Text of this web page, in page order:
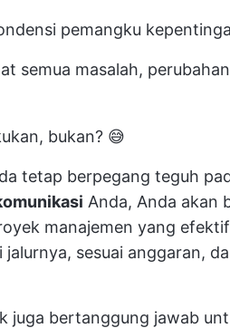
pemangku
semua masalah,
bukan? 😅
tetap berpegang teguh
Anda, Anda akan
manajemen yang
sesuai anggaran,
juga bertanggung jawab